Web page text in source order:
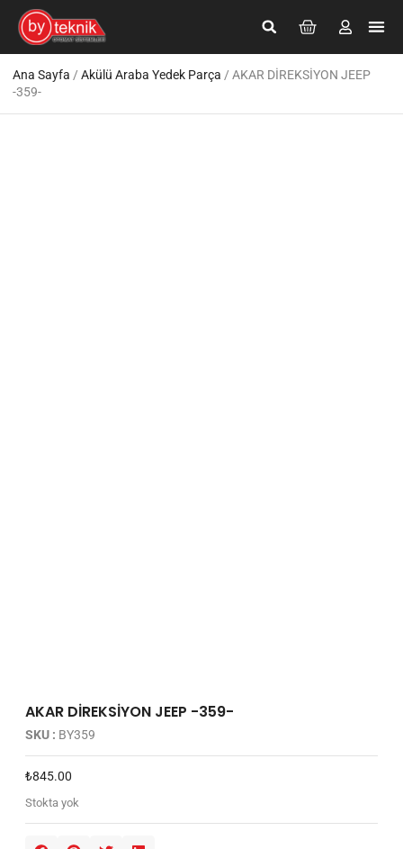
Ana Sayfa / Akülü Araba Yedek Parça / AKAR DİREKSİYON JEEP
-359-
AKAR DİREKSİYON JEEP -359-
SKU : BY359
₺845.00
Stokta yok